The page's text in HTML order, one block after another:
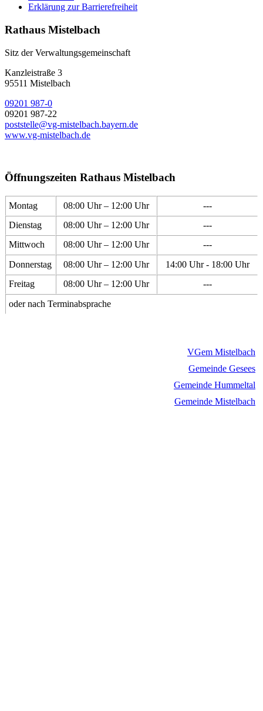
Erklärung zur Barrierefreiheit
Rathaus Mistelbach
Sitz der Verwaltungsgemeinschaft
Kanzleistraße 3
95511 Mistelbach
09201 987-0
09201 987-22
poststelle@vg-mistelbach.bayern.de
www.vg-mistelbach.de
Öffnungszeiten Rathaus Mistelbach
Montag 08:00 Uhr – 12:00 Uhr
---
Dienstag
08:00 Uhr – 12:00 Uhr
---
Mittwoch
08:00 Uhr – 12:00 Uhr
---
Donnerstag
08:00 Uhr – 12:00 Uhr
14:00 Uhr - 18:00 Uhr
Freitag
08:00 Uhr – 12:00 Uhr
---
oder nach Terminabsprache
VGem Mistelbach
Gemeinde Gesees
Gemeinde Hummeltal
Gemeinde Mistelbach